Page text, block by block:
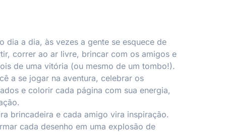
dia a dia, às vezes a gente se esquece de
correr ao ar livre, brincar com os amigos e
de uma vitória (ou mesmo de um tombo!).
a se jogar na aventura, celebrar os
e colorir cada página com sua energia,
brincadeira e cada amigo vira inspiração.
cada desenho em uma explosão de